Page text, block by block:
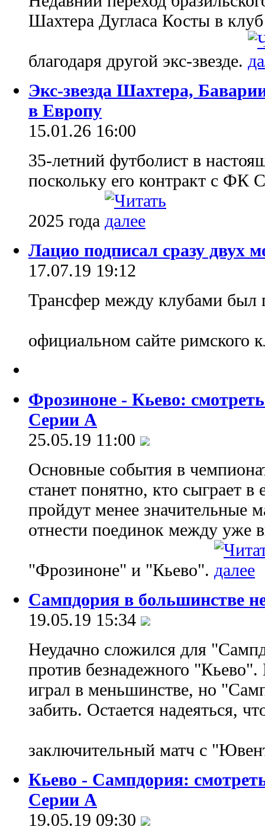
Шахтера Дугласа Косты в
благодаря другой экс-звезде.
Экс-звезда Шахтера,
в Европу
15.01.26 16:00
35-летний футболист в
поскольку его контракт с ФК
2025 года
Лацио подписал сразу двух
17.07.19 19:12
Трансфер между клубами был
официальном сайте римского
Фрозиноне - Кьево:
Серии А
25.05.19 11:00
Основные события в
станет понятно, кто сыграет
пройдут менее значительные
отнести поединок между уже
"Фрозиноне" и "Кьево".
Сампдория в большинстве
19.05.19 15:34
Неудачно сложился для
против безнадежного "Кьево".
играл в меньшинстве, но
забить. Остается надеяться,
заключительный матч с
Кьево - Сампдория:
Серии А
19.05.19 09:30